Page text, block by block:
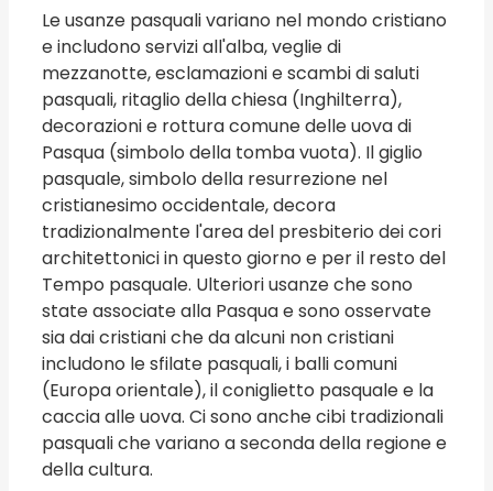
Le usanze pasquali variano nel mondo cristiano
e includono servizi all'alba, veglie di
mezzanotte, esclamazioni e scambi di saluti
pasquali, ritaglio della chiesa (Inghilterra),
decorazioni e rottura comune delle uova di
Pasqua (simbolo della tomba vuota). Il giglio
pasquale, simbolo della resurrezione nel
cristianesimo occidentale, decora
tradizionalmente l'area del presbiterio dei cori
architettonici in questo giorno e per il resto del
Tempo pasquale. Ulteriori usanze che sono
state associate alla Pasqua e sono osservate
sia dai cristiani che da alcuni non cristiani
includono le sfilate pasquali, i balli comuni
(Europa orientale), il coniglietto pasquale e la
caccia alle uova. Ci sono anche cibi tradizionali
pasquali che variano a seconda della regione e
della cultura.